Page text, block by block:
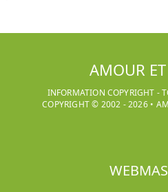
AMOUR
INFORMATION COPYRIGHT -
COPYRIGHT © 2002 -2026•